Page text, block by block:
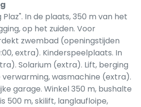
In de plaats, 350 m van het
op het zuiden. Voor
zwembad (openingstijden
extra). Kinderspeelplaats. In
Solarium (extra). Lift, berging
wasmachine (extra).
garage. Winkel 350 m, bushalte
500 m, skilift, langlaufloipe,